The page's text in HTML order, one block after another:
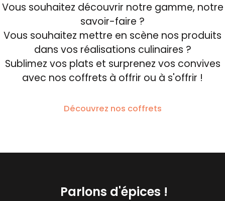
Vous souhaitez découvrir notre gamme, notre
savoir-faire ?
Vous souhaitez mettre en scène nos produits
dans vos réalisations culinaires ?
Sublimez vos plats et surprenez vos convives
avec nos coffrets à offrir ou à s'offrir !
Découvrez nos coffrets
Parlons d'épices !